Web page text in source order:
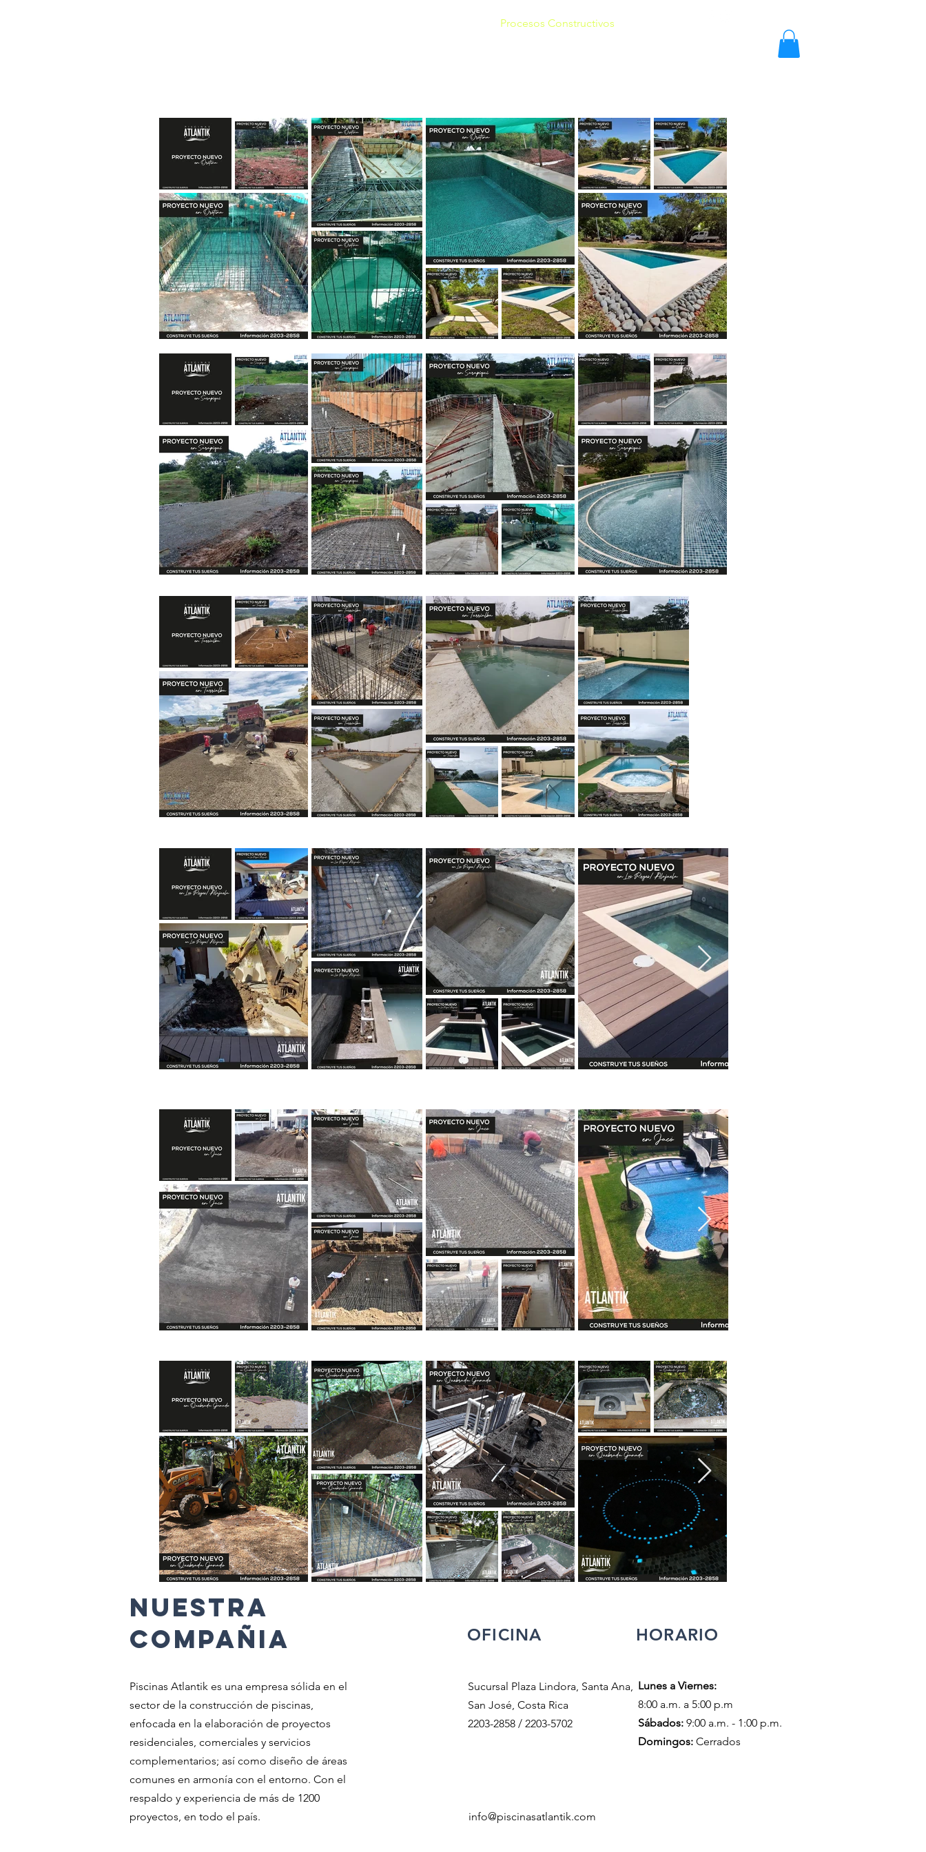
Procesos Constructivos
NUESTRA
COMPAÑia
Piscinas Atlantik es una empresa sólida en el
sector de la construcción de piscinas,
enfocada en la elaboración de proyectos
residenciales, comerciales y servicios
complementarios; así­ como diseño de áreas
comunes en armonía con el entorno. Con el
respaldo y experiencia de más de 1200
proyectos, en todo el país.
OFICINA HORARIO
Sucursal Plaza Lindora, Santa Ana,
San José, Costa Rica
2203-2858 / 2203-5702
Lunes a Viernes:
8:00 a.m. a 5:00 p.m
​​Sábados: 9:00 a.m. - 1:00 p.m.
Domingos: Cerrados
info@piscinasatlantik.com